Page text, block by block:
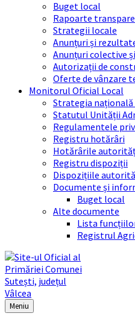
Buget local
Rapoarte
Strategii locale
Anunțuri și
Anunțuri colective
Autorizații de
Oferte de vânzare
Monitorul Oficial Local
Strategia
Statutul Unității
Regulamentele
Registru hotărâri
Hotărârile
Registru dispoziții
Dispozițiile
Documente și
Buget local
Alte documente
Lista
Registrul
Meniu